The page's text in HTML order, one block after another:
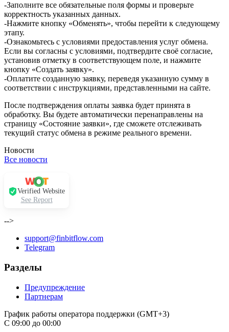
-Заполните все обязательные поля формы и проверьте
корректность указанных данных.
-Нажмите кнопку «Обменять», чтобы перейти к следующему
этапу.
-Ознакомьтесь с условиями предоставления услуг обмена.
Если вы согласны с условиями, подтвердите своё согласие,
установив отметку в соответствующем поле, и нажмите
кнопку «Создать заявку».
-Оплатите созданную заявку, переведя указанную сумму в
соответствии с инструкциями, представленными на сайте.
После подтверждения оплаты заявка будет принята в
обработку. Вы будете автоматически перенаправлены на
страницу «Состояние заявки», где сможете отслеживать
текущий статус обмена в режиме реального времени.
Новости
Все новости
Verified Website
See Report
-->
support@finbitflow.com
Telegram
Разделы
Предупреждение
Партнерам
График работы оператора поддержки (GMT+3)
С 09:00 до 00:00